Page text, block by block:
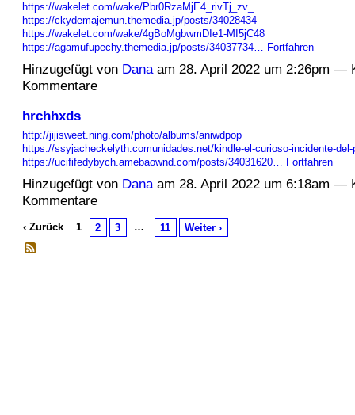
https://wakelet.com/wake/Pbr0RzaMjE4_rivTj_zv_
https://ckydemajemun.themedia.jp/posts/34028434
https://wakelet.com/wake/4gBoMgbwmDIe1-MI5jC48
https://agamufupechy.themedia.jp/posts/34037734… Fortfahren
Hinzugefügt von Danaam 28. April 2022 um 2:26pm —
Kommentare
hrchhxds
http://jijisweet.ning.com/photo/albums/aniwdpop
https://ssyjacheckelyth.comunidades.net/kindle-el-curioso-incidente-del-
https://ucififedybych.amebaownd.com/posts/34031620…
Fortfahren
Hinzugefügt von Danaam 28. April 2022 um 6:18am —
Kommentare
‹ Zurück 1 2 3 … 11 Weiter ›